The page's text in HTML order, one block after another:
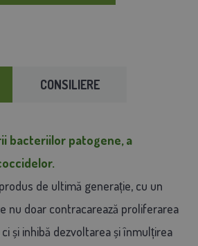
CONSILIERE
bacteriilor patogene, a
de ultimă generație, cu un
nu doar contracarează proliferarea
și inhibă dezvoltarea și înmulțirea